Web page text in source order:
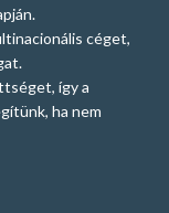
céget,
így a
ha nem